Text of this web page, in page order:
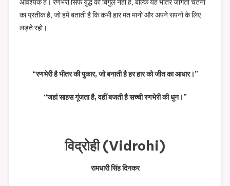
आवश्यक है। रणभेरी सिर्फ युद्ध का बिगुल नहीं है, बल्कि यह भीतर जागती चेतना
का प्रतीक है, जो हमें बताती है कि कभी हार मत मानो और अपने सपनों के लिए
लड़ते रहो।
“रणभेरी है भीतर की पुकार, जो बनाती है हर हार को जीत का आधार।”
“जहां साहस गूंजता है, वहीं बजती है सच्ची रणभेरी की धुन।”
विद्रोही (Vidrohi)
रामधारी सिंह दिनकर